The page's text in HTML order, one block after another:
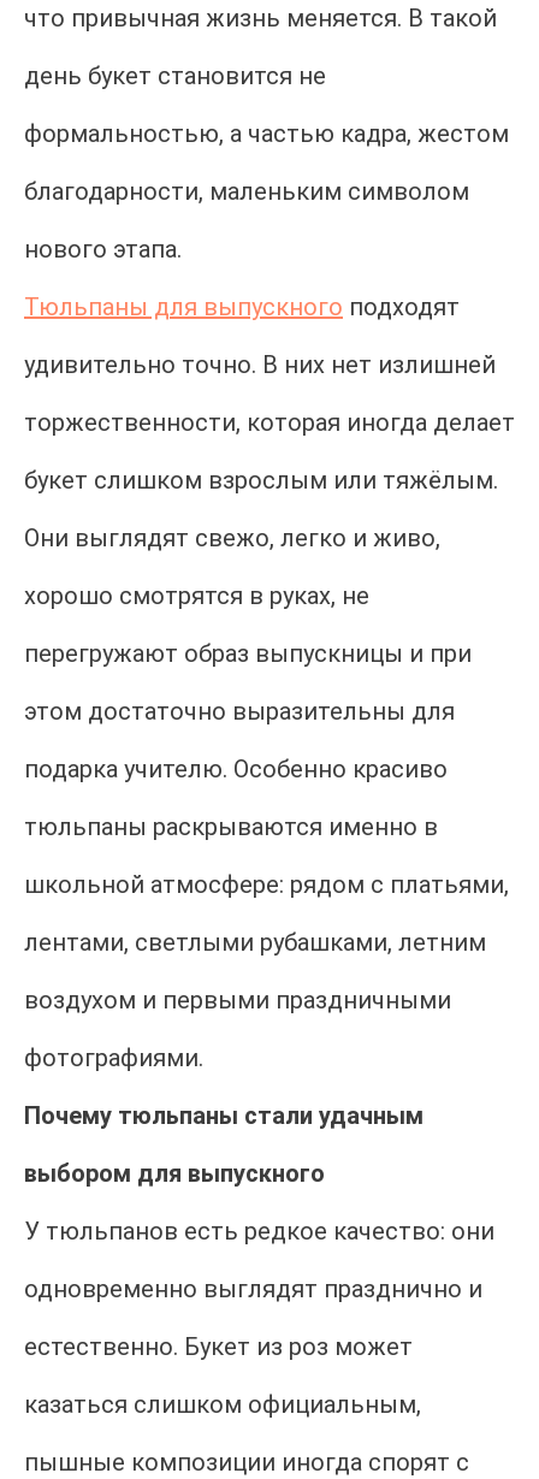
что привычная жизнь меняется. В такой
день букет становится не
формальностью, а частью кадра, жестом
благодарности, маленьким символом
нового этапа.
Тюльпаны для выпускного подходят
удивительно точно. В них нет излишней
торжественности, которая иногда делает
букет слишком взрослым или тяжёлым.
Они выглядят свежо, легко и живо,
хорошо смотрятся в руках, не
перегружают образ выпускницы и при
этом достаточно выразительны для
подарка учителю. Особенно красиво
тюльпаны раскрываются именно в
школьной атмосфере: рядом с платьями,
лентами, светлыми рубашками, летним
воздухом и первыми праздничными
фотографиями.
Почему тюльпаны стали удачным
выбором для выпускного
У тюльпанов есть редкое качество: они
одновременно выглядят празднично и
естественно. Букет из роз может
казаться слишком официальным,
пышные композиции иногда спорят с